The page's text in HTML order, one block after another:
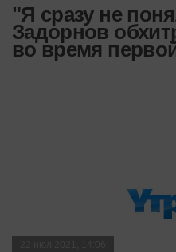
"Я сразу не
Задорнов
во время